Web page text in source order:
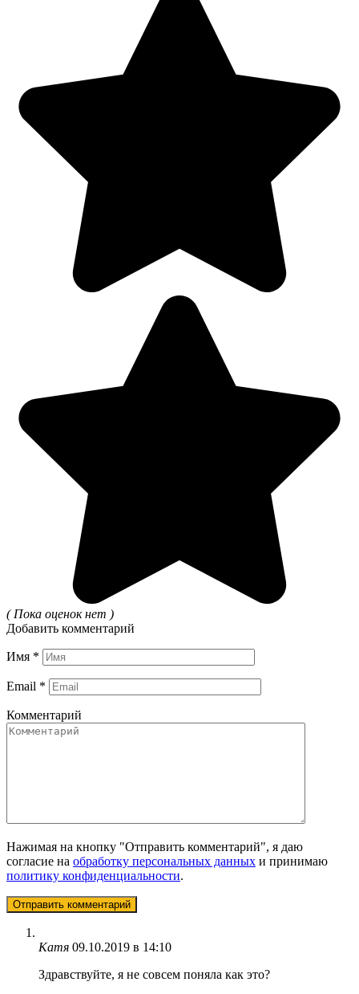
( Пока оценок нет )
Добавить комментарий
Имя *
Email *
Комментарий
Нажимая на кнопку "Отправить комментарий", я даю
согласие на обработку персональных данных и принимаю
политику конфиденциальности.
Катя 09.10.2019 в 14:10
Здравствуйте, я не совсем поняла как это?